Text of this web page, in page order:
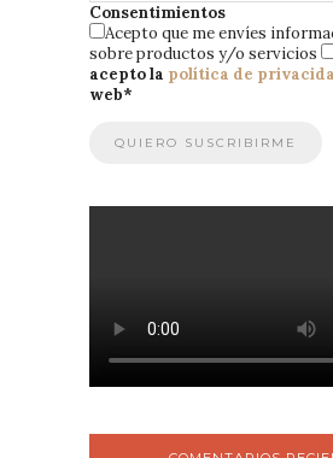
Consentimientos
Acepto que me envíes
sobre productos y/o servicios
acepto la política de
web*